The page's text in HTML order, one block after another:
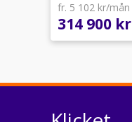
fr. 5 102 kr/mån
314 900 kr